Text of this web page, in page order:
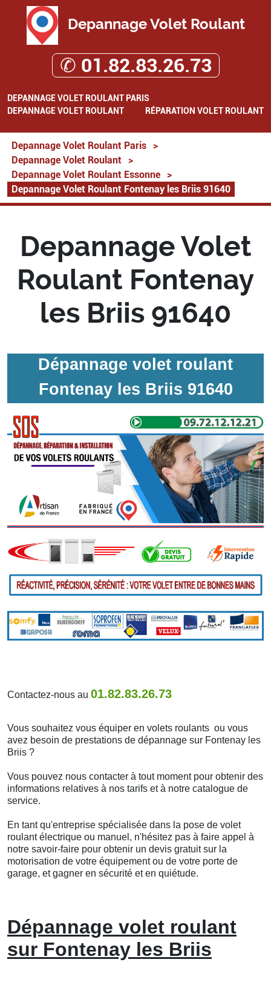
Depannage Volet Roulant
✆ 01.82.83.26.73
DEPANNAGE VOLET ROULANT PARIS
DEPANNAGE VOLET ROULANT
RÉPARATION VOLET ROULANT
Depannage Volet Roulant Paris
>
Depannage Volet Roulant
>
Depannage Volet Roulant Essonne
>
Depannage Volet Roulant Fontenay les Briis 91640
Depannage Volet
Roulant Fontenay
les Briis 91640
Dépannage volet roulant
Fontenay les Briis 91640
Contactez-nous au 01.82.83.26.73
Vous souhaitez vous équiper en volets roulants ou vous
avez besoin de prestations de dépannage sur Fontenay les
Briis ?
Vous pouvez nous contacter à tout moment pour obtenir des
informations relatives à nos tarifs et à notre catalogue de
service.
En tant qu'entreprise spécialisée dans la pose de volet
roulant électrique ou manuel, n'hésitez pas à faire appel à
notre savoir-faire pour obtenir un devis gratuit sur la
motorisation de votre équipement ou de votre porte de
garage, et gagner en sécurité et en quiétude.
Dépannage volet roulant
sur Fontenay les Briis